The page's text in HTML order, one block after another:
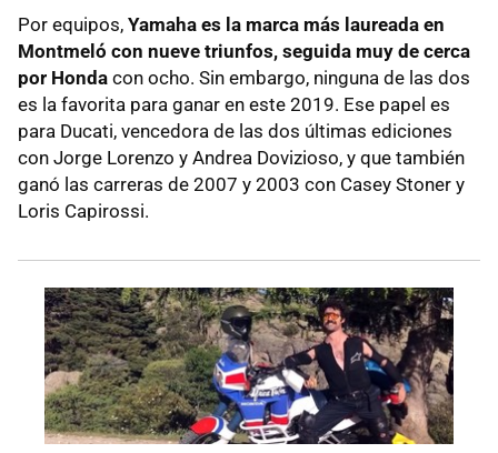
Por equipos, Yamaha es la marca más laureada en
Montmeló con nueve triunfos, seguida muy de cerca
por Honda con ocho. Sin embargo, ninguna de las dos
es la favorita para ganar en este 2019. Ese papel es
para Ducati, vencedora de las dos últimas ediciones
con Jorge Lorenzo y Andrea Dovizioso, y que también
ganó las carreras de 2007 y 2003 con Casey Stoner y
Loris Capirossi.